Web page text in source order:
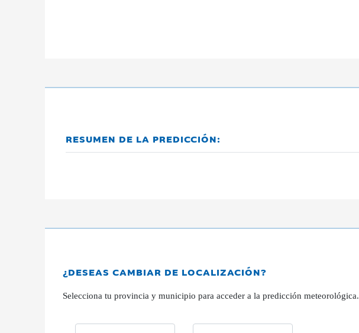
RESUMEN DE LA PREDICCIÓN:
¿DESEAS CAMBIAR DE LOCALIZACIÓN?
Selecciona tu provincia y municipio para acceder a la predicción meteorológica.